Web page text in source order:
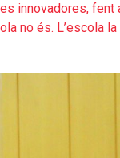
innovadores,
no és. L’escola